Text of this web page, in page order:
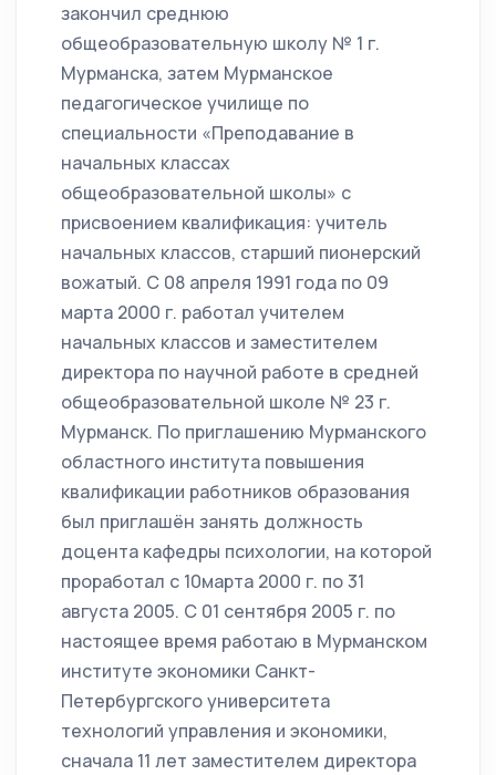
закончил среднюю
общеобразовательную школу № 1 г.
Мурманска, затем Мурманское
педагогическое училище по
специальности «Преподавание в
начальных классах
общеобразовательной школы» с
присвоением квалификация: учитель
начальных классов, старший пионерский
вожатый. С 08 апреля 1991 года по 09
марта 2000 г. работал учителем
начальных классов и заместителем
директора по научной работе в средней
общеобразовательной школе № 23 г.
Мурманск. По приглашению Мурманского
областного института повышения
квалификации работников образования
был приглашён занять должность
доцента кафедры психологии, на которой
проработал с 10марта 2000 г. по 31
августа 2005. С 01 сентября 2005 г. по
настоящее время работаю в Мурманском
институте экономики Санкт-
Петербургского университета
технологий управления и экономики,
сначала 11 лет заместителем директора